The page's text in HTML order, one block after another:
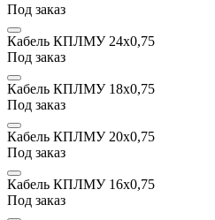
Под заказ
Кабель КПЛМУ 24x0,75
Под заказ
Кабель КПЛМУ 18x0,75
Под заказ
Кабель КПЛМУ 20x0,75
Под заказ
Кабель КПЛМУ 16x0,75
Под заказ